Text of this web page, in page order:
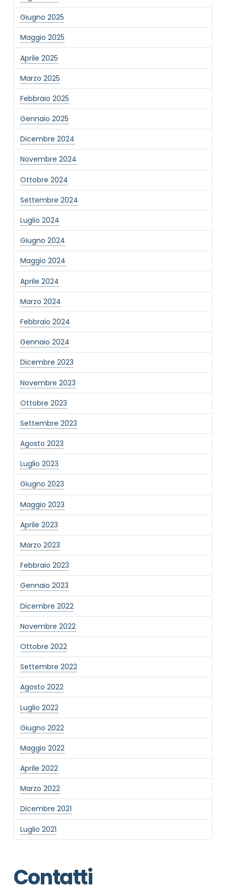
Giugno 2025
Maggio 2025
Aprile 2025
Marzo 2025
Febbraio 2025
Gennaio 2025
Dicembre 2024
Novembre 2024
Ottobre 2024
Settembre 2024
Luglio 2024
Giugno 2024
Maggio 2024
Aprile 2024
Marzo 2024
Febbraio 2024
Gennaio 2024
Dicembre 2023
Novembre 2023
Ottobre 2023
Settembre 2023
Agosto 2023
Luglio 2023
Giugno 2023
Maggio 2023
Aprile 2023
Marzo 2023
Febbraio 2023
Gennaio 2023
Dicembre 2022
Novembre 2022
Ottobre 2022
Settembre 2022
Agosto 2022
Luglio 2022
Giugno 2022
Maggio 2022
Aprile 2022
Marzo 2022
Dicembre 2021
Luglio 2021
Contatti
NOME STRUTTURA
MAIL REFERENTE
MOTIVO DEL CONTATTO
Informativa Privacy*
Ho preso visione dell'informativa privacy
Privacy Policy completa
Newsletter
Desidero rimanere aggiornato sulle ultime
novità dell'Associazione tramite l'iscrizione alla
newsletter
Invia